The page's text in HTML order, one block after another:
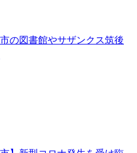
の図書館やサザンクス筑後